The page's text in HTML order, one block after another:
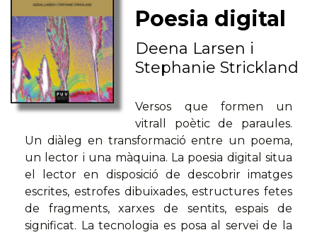
Poesia digital
Deena Larsen i
Stephanie Strickland
Versos que formen un
vitrall poètic de paraules.
Un diàleg en transformació entre un poema,
un lector i una màquina. La poesia digital situa
el lector en disposició de descobrir imatges
escrites, estrofes dibuixades, estructures fetes
de fragments, xarxes de sentits, espais de
significat. La tecnologia es posa al servei de la